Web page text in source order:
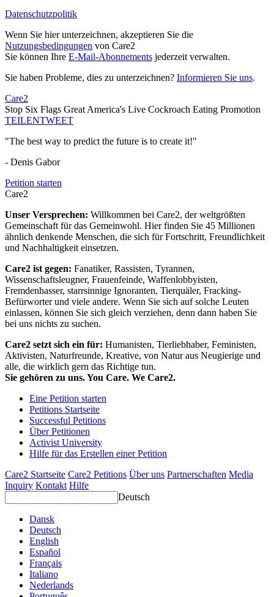
Datenschutzpolitik
Wenn Sie hier unterzeichnen, akzeptieren Sie die
Nutzungsbedingungen von Care2
Sie können Ihre E-Mail-Abonnements jederzeit verwalten.
Sie haben Probleme, dies zu unterzeichnen? Informieren Sie uns.
Care2
Stop Six Flags Great America's Live Cockroach Eating Promotion
TEILENTWEET
"The best way to predict the future is to create it!"
- Denis Gabor
Petition starten
Care2
Unser Versprechen: Willkommen bei Care2, der weltgrößten
Gemeinschaft für das Gemeinwohl. Hier finden Sie 45 Millionen
ähnlich denkende Menschen, die sich für Fortschritt, Freundlichkeit
und Nachhaltigkeit einsetzen.
Care2 ist gegen: Fanatiker, Rassisten, Tyrannen,
Wissenschaftsleugner, Frauenfeinde, Waffenlobbyisten,
Fremdenhasser, starrsinnige Ignoranten, Tierquäler, Fracking-
Befürworter und viele andere. Wenn Sie sich auf solche Leuten
einlassen, können Sie sich gleich verziehen, denn dann haben Sie
bei uns nichts zu suchen.
Care2 setzt sich ein für: Humanisten, Tierliebhaber, Feministen,
Aktivisten, Naturfreunde, Kreative, von Natur aus Neugierige und
alle, die wirklich gern das Richtige tun.
Sie gehören zu uns. You Care. We Care2.
Eine Petition starten
Petitions Startseite
Successful Petitions
Über Petitionen
Activist University
Hilfe für das Erstellen einer Petition
Care2 Startseite Care2 Petitions Über uns Partnerschaften Media
Inquiry Kontakt Hilfe
Deutsch
Dansk
Deutsch
English
Español
Français
Italiano
Nederlands